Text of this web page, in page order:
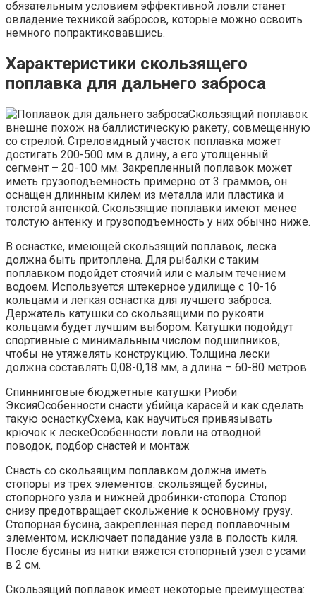
обязательным условием эффективной ловли станет
овладение техникой забросов, которые можно освоить
немного попрактиковавшись.
Характеристики скользящего
поплавка для дальнего заброса
Скользящий поплавок
внешне похож на баллистическую ракету, совмещенную
со стрелой. Стреловидный участок поплавка может
достигать 200-500 мм в длину, а его утолщенный
сегмент – 20-100 мм. Закрепленный поплавок может
иметь грузоподъемность примерно от 3 граммов, он
оснащен длинным килем из металла или пластика и
толстой антенкой. Скользящие поплавки имеют менее
толстую антенку и грузоподъемность у них обычно ниже.
В оснастке, имеющей скользящий поплавок, леска
должна быть притоплена. Для рыбалки с таким
поплавком подойдет стоячий или с малым течением
водоем. Используется штекерное удилище с 10-16
кольцами и легкая оснастка для лучшего заброса.
Держатель катушки со скользящими по рукояти
кольцами будет лучшим выбором. Катушки подойдут
спортивные с минимальным числом подшипников,
чтобы не утяжелять конструкцию. Толщина лески
должна составлять 0,08-0,18 мм, а длина – 60-80 метров.
Спиннинговые бюджетные катушки Риоби
ЭксияОсобенности снасти убийца карасей и как сделать
такую оснасткуСхема, как научиться привязывать
крючок к лескеОсобенности ловли на отводной
поводок, подбор снастей и монтаж
Снасть со скользящим поплавком должна иметь
стопоры из трех элементов: скользящей бусины,
стопорного узла и нижней дробинки-стопора. Стопор
снизу предотвращает скольжение к основному грузу.
Стопорная бусина, закрепленная перед поплавочным
элементом, исключает попадание узла в полость киля.
После бусины из нитки вяжется стопорный узел с усами
в 2 см.
Скользящий поплавок имеет некоторые преимущества: